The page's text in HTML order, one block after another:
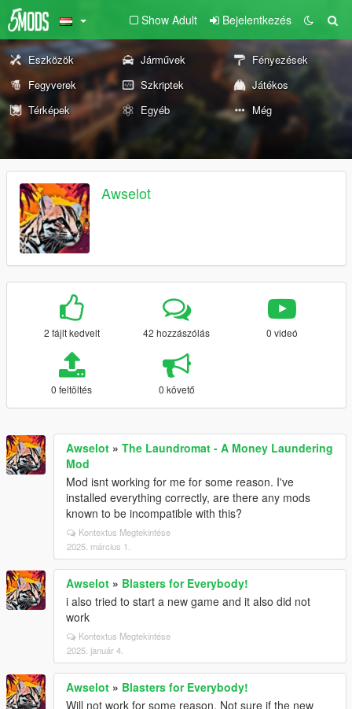
Show Adult Bejelentkezés
Eszközök Járművek
Fényezések
Fegyverek
Szkriptek
Játékos
Térképek
Egyéb Még
Awselot
2 fájlt kedvelt 42 hozzászólás 0 videó
0 feltöltés 0 követő
Awselot » The Laundromat - A Money Laundering
Mod
Mod isnt working for me for some reason. I've
installed everything correctly, are there any mods
known to be incompatible with this?
Kontextus Megtekintése
2025. március 1.
Awselot » Blasters for Everybody!
i also tried to start a new game and it also did not
work
Kontextus Megtekintése
2025. január 4.
Awselot » Blasters for Everybody!
Will not work for some reason. Not sure if the new